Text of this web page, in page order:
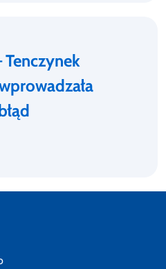
Tenczynek